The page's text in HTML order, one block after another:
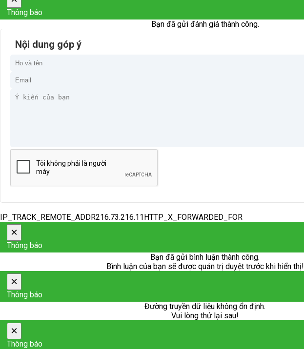
Thông báo
Bạn đã gửi đánh giá thành công.
Nội dung góp ý
IP_TRACK_REMOTE_ADDR216.73.216.11HTTP_X_FORWARDED_FOR
×
Thông báo
Bạn đã gửi bình luận thành công.
Bình luận của bạn sẽ được quản trị duyệt trước khi hiển thị!
×
Thông báo
Đường truyền dữ liệu không ổn định.
Vui lòng thử lại sau!
×
Thông báo